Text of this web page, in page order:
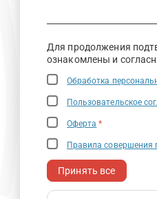
Для продолжения
ознакомлены и
Обработка
Пользовательское
Оферта *
Правила совершения
Принять все